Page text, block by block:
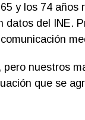
y los 74 años
datos del INE.
nuestros
que se